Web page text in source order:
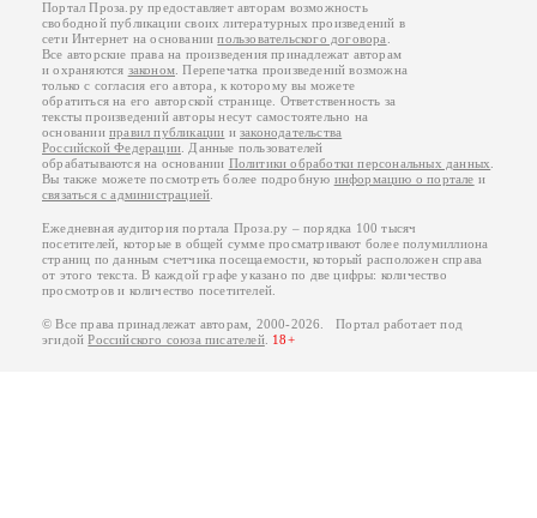
Портал Проза.ру предоставляет авторам возможность
свободной публикации своих литературных произведений в
сети Интернет на основаниипользовательского договора.
Все авторские права на произведения принадлежат авторам
и охраняются законом. Перепечатка произведений возможна
только с согласия его автора, к которому вы можете
обратиться на его авторской странице. Ответственность за
тексты произведений авторы несут самостоятельно на
основанииправил публикации изаконодательства
Российской Федерации. Данные пользователей
обрабатываются на основании Политики обработки персональных данных.
Вы также можете посмотреть более подробную информацию о портале и
связаться с администрацией.
Ежедневная аудитория портала Проза.ру – порядка 100 тысяч
посетителей, которые в общей сумме просматривают более полумиллиона
страниц по данным счетчика посещаемости, который расположен справа
от этого текста. В каждой графе указано по две цифры: количество
просмотров и количество посетителей.
© Все права принадлежат авторам, 2000-2026. Портал работает под
эгидойРоссийского союза писателей. 18+